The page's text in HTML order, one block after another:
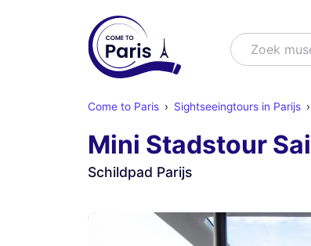
ZoekZoek
Come to Paris Sightseeingtours in Parijs
Mini Stadstour
Schildpad Parijs